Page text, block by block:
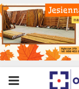
PRIMARY